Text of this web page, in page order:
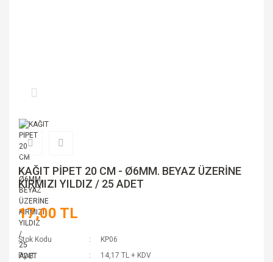
KAĞIT PİPET 20 CM - Ø6MM. BEYAZ ÜZERİNE
KIRMIZI YILDIZ / 25 ADET
17,00 TL
Stok Kodu
KP06
Fiyat
14,17 TL + KDV